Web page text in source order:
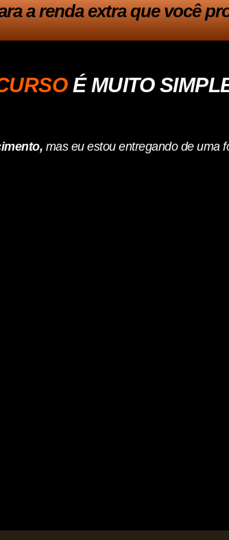
a renda extra que você
É MUITO
mas eu estou entregando de uma